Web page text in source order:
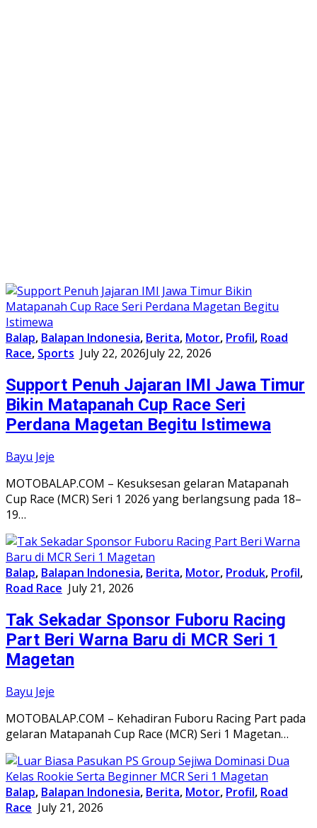
Balap, Balapan Indonesia, Berita, Motor, Profil, Road
Race, Sports July 22, 2026July 22, 2026
Support Penuh Jajaran IMI Jawa Timur
Bikin Matapanah Cup Race Seri
Perdana Magetan Begitu Istimewa
Bayu Jeje
MOTOBALAP.COM – Kesuksesan gelaran Matapanah
Cup Race (MCR) Seri 1 2026 yang berlangsung pada 18–
19…
Balap, Balapan Indonesia, Berita, Motor, Produk, Profil,
Road Race July 21, 2026
Tak Sekadar Sponsor Fuboru Racing
Part Beri Warna Baru di MCR Seri 1
Magetan
Bayu Jeje
MOTOBALAP.COM – Kehadiran Fuboru Racing Part pada
gelaran Matapanah Cup Race (MCR) Seri 1 Magetan…
Balap, Balapan Indonesia, Berita, Motor, Profil, Road
Race July 21, 2026